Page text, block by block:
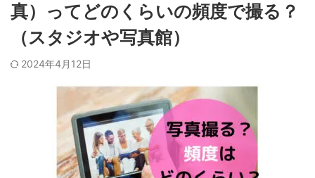
真）ってどのくらいの頻度で撮る？
（スタジオや写真館）
2024年4月12日